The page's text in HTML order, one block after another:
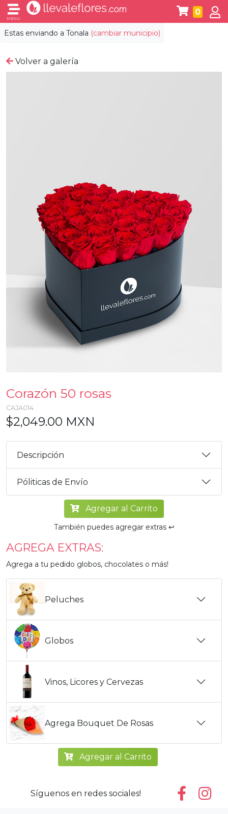
Estas enviando a Tonala (cambiar municipio)
MENÚ
0
Volver a galería
Corazón 50 rosas
CAJA014
$2,049.00 MXN
Descripción
Póliticas de Envío
Agregar al Carrito
También puedes agregar extras ↩️
AGREGA EXTRAS:
Agrega a tu pedido globos, chocolates o más!
Peluches
Globos
Vinos, Licores y Cervezas
Agrega Bouquet De Rosas
Agregar al Carrito
Síguenos en redes sociales!